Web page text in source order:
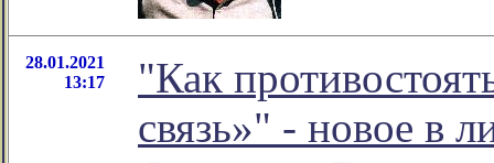
28.01.2021
13:17
"Как
связь»" - новое в